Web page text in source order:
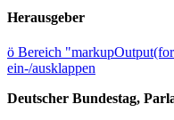
Herausgeber
ö Bereich
ein-/ausklappen
Deutscher Bundestag,